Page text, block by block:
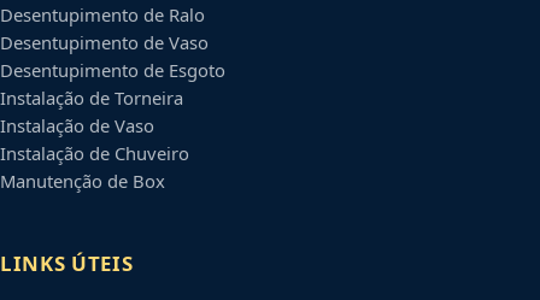
Desentupimento de Ralo
Desentupimento de Vaso
Desentupimento de Esgoto
Instalação de Torneira
Instalação de Vaso
Instalação de Chuveiro
Manutenção de Box
LINKS ÚTEIS